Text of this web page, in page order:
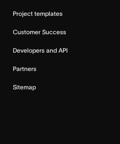
Project templates
Customer Success
Developers and API
Partners
Sitemap